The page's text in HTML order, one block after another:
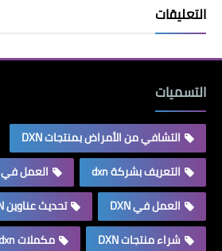
التعليقات
التسميات
التشافي من الأمراض بمنتجات DXN
التعريف بشركة dxn
العمل في DXN
العمل في DXN
تحديث عناوين DXN
شراء منتجات DXN
مكملات dxn الغذائية